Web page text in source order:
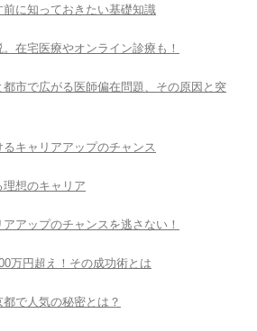
に知っておきたい基礎知識
在宅医療やオンライン診療も！
市で広がる医師偏在問題、その原因と突
キャリアアップのチャンス
想のキャリア
アップのチャンスを逃さない！
万円超え！その成功術とは
で人気の秘密とは？